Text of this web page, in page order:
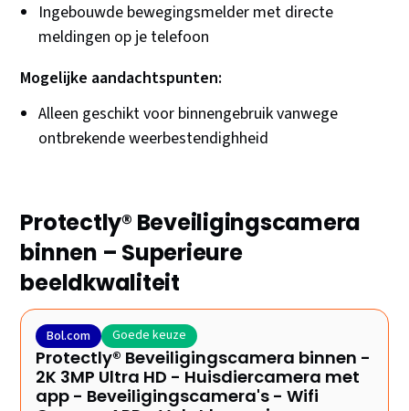
Ingebouwde bewegingsmelder met directe
meldingen op je telefoon
Mogelijke aandachtspunten:
Alleen geschikt voor binnengebruik vanwege
ontbrekende weerbestendighheid
Protectly® Beveiligingscamera
binnen – Superieure
beeldkwaliteit
Bol.com Goede keuze
Protectly® Beveiligingscamera binnen -
2K 3MP Ultra HD - Huisdiercamera met
app - Beveiligingscamera's - Wifi